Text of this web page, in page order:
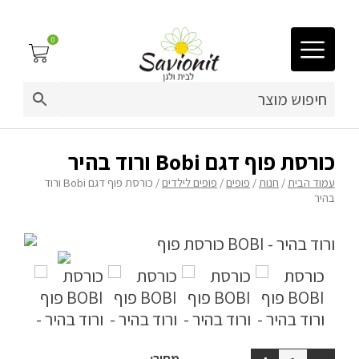
03-9212883
ריפוד לריהוט גן
פינות זולה
ריהוט גן
מערכות ישיבה וריהוט
0
כורסת פוף דגם Bobi ורוד בהיר
עמוד הבית/ חנות/ פופים / פופים לילדים
/ כורסת פוף דגם Bobi ורוד
בהיר